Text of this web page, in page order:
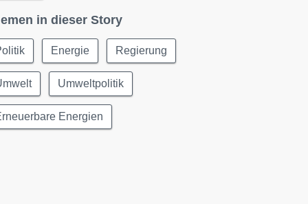
in dieser Story
Energie Regierung
Umweltpolitik
Energien